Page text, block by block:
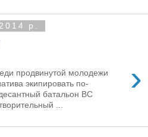
р.
›
продвинутой молодежи
экипировать по-
батальон ВС
...